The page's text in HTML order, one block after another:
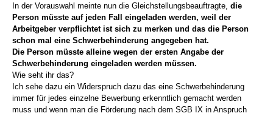
In der Vorauswahl meinte nun die Gleichstellungsbeauftragte, die
Person müsste auf jeden Fall eingeladen werden, weil der
Arbeitgeber verpflichtet ist sich zu merken und das die Person
schon mal eine Schwerbehinderung angegeben hat.
Die Person müsste alleine wegen der ersten Angabe der
Schwerbehinderung eingeladen werden müssen.
Wie seht ihr das?
Ich sehe dazu ein Widerspruch dazu das eine Schwerbehinderung
immer für jedes einzelne Bewerbung erkenntlich gemacht werden
muss und wenn man die Förderung nach dem SGB IX in Anspruch